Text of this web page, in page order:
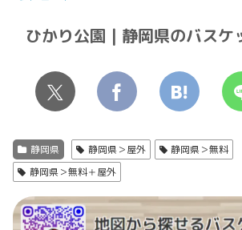
ひかり公園 | 静岡県のバスケ
静岡県 静岡県＞屋外
静岡県＞無料
静岡県＞無料＋屋外